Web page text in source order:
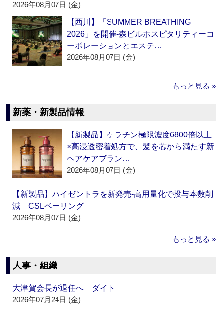
2026年08月07日 (金)
【西川】「SUMMER BREATHING
2026」を開催‐森ビルホスピタリティーコ
ーポレーションとエステ…
2026年08月07日 (金)
もっと見る »
新薬・新製品情報
【新製品】ケラチン極限濃度6800倍以上
×高浸透密着処方で、髪を芯から満たす新
ヘアケアブラン…
2026年08月07日 (金)
【新製品】ハイゼントラを新発売‐高用量化で投与本数削
減 CSLベーリング
2026年08月07日 (金)
もっと見る »
人事・組織
大津賀会長が退任へ ダイト
2026年07月24日 (金)